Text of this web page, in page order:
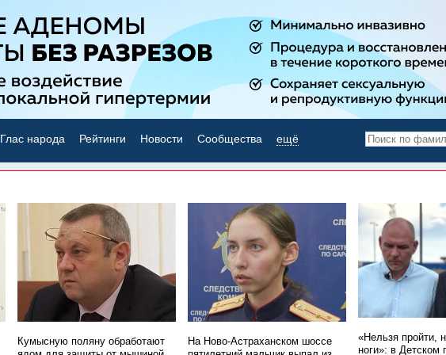
Глас народа Рейтинги Новости Сообщества ещё
Кумысную поляну обработают
На Ново-Астраханском шоссе
«Нельзя пройти,
ноги»: в Детском